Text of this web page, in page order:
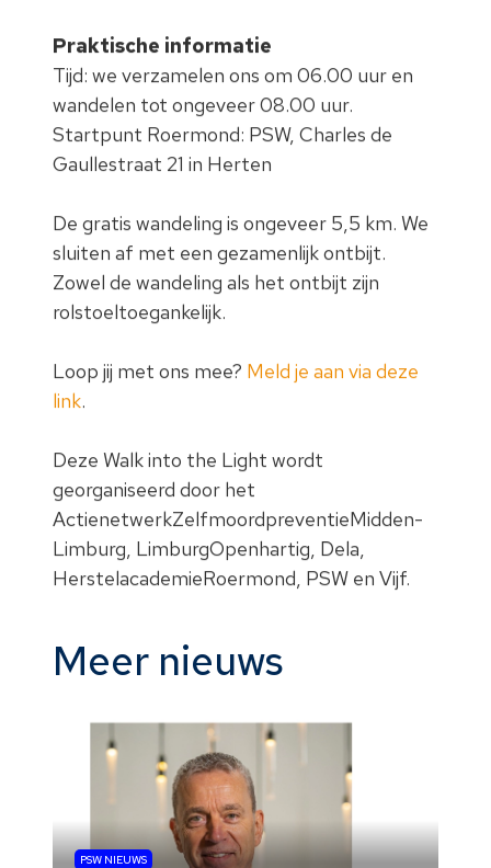
Praktische informatie
Tijd: we verzamelen ons om 06.00 uur en
wandelen tot ongeveer 08.00 uur.
Startpunt Roermond: PSW, Charles de
Gaullestraat 21 in Herten
De gratis wandeling is ongeveer 5,5 km. We
sluiten af met een gezamenlijk ontbijt.
Zowel de wandeling als het ontbijt zijn
rolstoeltoegankelijk.
Loop jij met ons mee? Meld je aan via deze
link.
Deze Walk into the Light wordt
georganiseerd door het
ActienetwerkZelfmoordpreventieMidden-
Limburg, LimburgOpenhartig, Dela,
HerstelacademieRoermond, PSW en Vijf.
Meer nieuws
PSW NIEUWS